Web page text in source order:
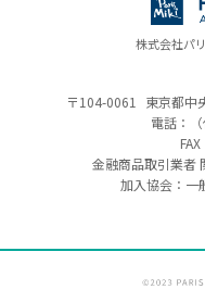
株式会社パ
〒104-0061 東京都中
電話：（
金融商品取引業者
加入協会：一